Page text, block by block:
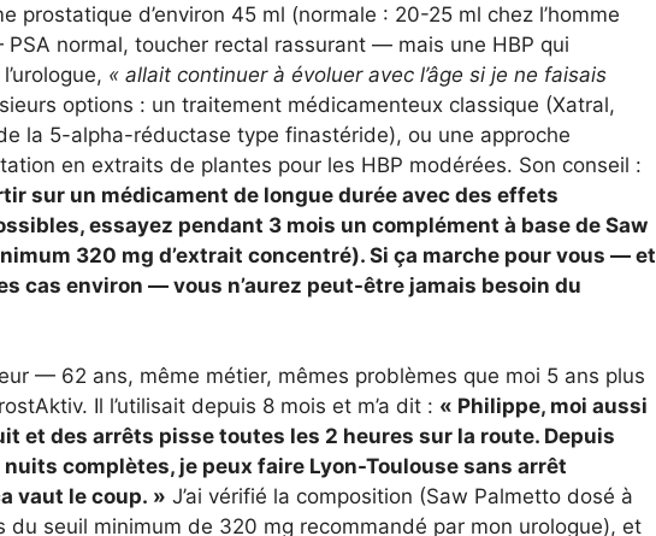
prostatique d’environ 45 ml (normale : 20-25 ml chez l’homme
normal, toucher rectal rassurant — mais une HBP qui
« allait continuer à évoluer avec l’âge si je ne faisais
options : un traitement médicamenteux classique (Xatral,
la 5-alpha-réductase type finastéride), ou une approche
en extraits de plantes pour les HBP modérées. Son conseil :
sur un médicament de longue durée avec des effets
essayez pendant 3 mois un complément à base de Saw
320 mg d’extrait concentré). Si ça marche pour vous — et
cas environ — vous n’aurez peut-être jamais besoin du
— 62 ans, même métier, mêmes problèmes que moi 5 ans plus
Il l’utilisait depuis 8 mois et m’a dit : « Philippe, moi aussi
et des arrêts pisse toutes les 2 heures sur la route. Depuis
complètes, je peux faire Lyon-Toulouse sans arrêt
vaut le coup. » J’ai vérifié la composition (Saw Palmetto dosé à
seuil minimum de 320 mg recommandé par mon urologue), et